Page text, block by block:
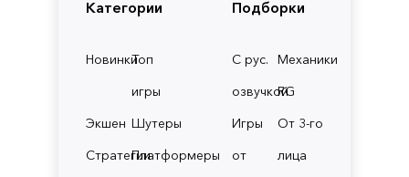
Категории
НовинкиТоп
игры
Экшен Шутеры
СтратегииПлатформеры
Подборки
С рус.
озвучкой
Механики
RG
Игры
от
От 3-го
лица